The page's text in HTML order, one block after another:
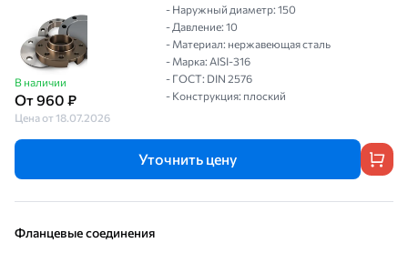
В наличии
От 960 ₽
Цена от 18.07.2026
- Наружный диаметр: 150
- Давление: 10
- Материал: нержавеющая сталь
- Марка: AISI-316
- ГОСТ: DIN 2576
- Конструкция: плоский
Уточнить цену
Фланцевые соединения